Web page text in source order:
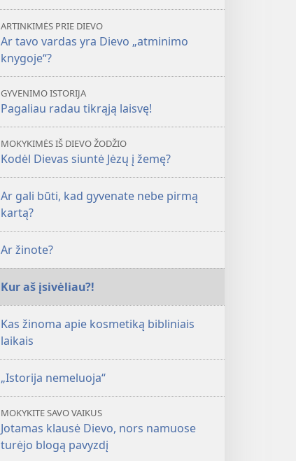
ARTINKIMĖS PRIE DIEVO
Ar tavo vardas yra Dievo „atminimo
knygoje“?
GYVENIMO ISTORIJA
Pagaliau radau tikrąją laisvę!
MOKYKIMĖS IŠ DIEVO ŽODŽIO
Kodėl Dievas siuntė Jėzų į žemę?
Ar gali būti, kad gyvenate nebe pirmą
kartą?
Ar žinote?
Kur aš įsivėliau?!
Kas žinoma apie kosmetiką bibliniais
laikais
„Istorija nemeluoja“
MOKYKITE SAVO VAIKUS
Jotamas klausė Dievo, nors namuose
turėjo blogą pavyzdį